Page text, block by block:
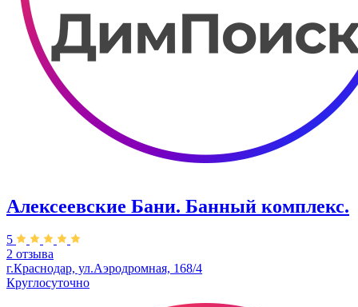
Алексеевские Бани. Банный комплекс.
5
2 отзыва
г.Краснодар, ул.Аэродромная, 168/4
Круглосуточно